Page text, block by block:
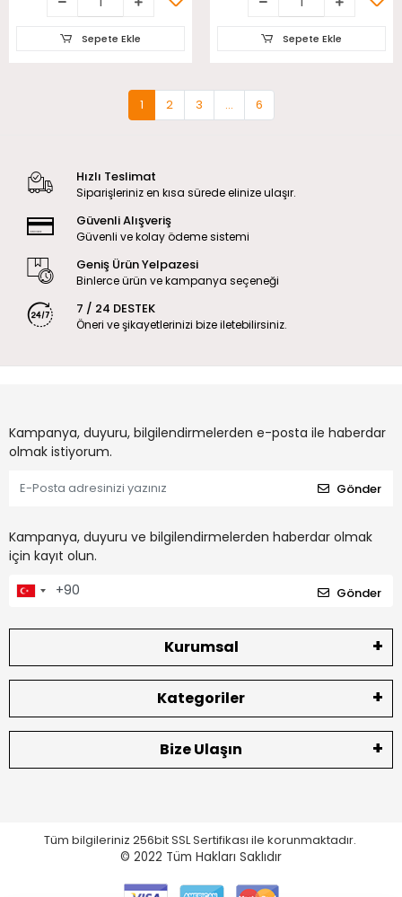
Sepete Ekle Sepete Ekle
1 2 3 ... 6
Hızlı Teslimat
Siparişleriniz en kısa sürede elinize ulaşır.
Güvenli Alışveriş
Güvenli ve kolay ödeme sistemi
Geniş Ürün Yelpazesi
Binlerce ürün ve kampanya seçeneği
7 / 24 DESTEK
Öneri ve şikayetlerinizi bize iletebilirsiniz.
Kampanya, duyuru, bilgilendirmelerden e-posta ile haberdar
olmak istiyorum.
Gönder
Kampanya, duyuru ve bilgilendirmelerden haberdar olmak
için kayıt olun.
Gönder
Kurumsal
Kategoriler
Bize Ulaşın
Tüm bilgileriniz 256bit SSL Sertifikası ile korunmaktadır.
© 2022 Tüm Hakları Saklıdır